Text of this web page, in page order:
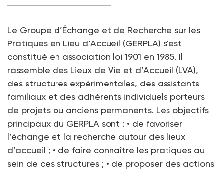
Le Groupe d’Échange et de Recherche sur les
Pratiques en Lieu d’Accueil (GERPLA) s’est
constitué en association loi 1901 en 1985. Il
rassemble des Lieux de Vie et d’Accueil (LVA),
des structures expérimentales, des assistants
familiaux et des adhérents individuels porteurs
de projets ou anciens permanents. Les objectifs
principaux du GERPLA sont : • de favoriser
l’échange et la recherche autour des lieux
d’accueil ; • de faire connaître les pratiques au
sein de ces structures ; • de proposer des actions